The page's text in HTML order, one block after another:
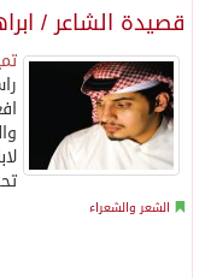
قصيدة الشاعر /
الشعر والشعراء